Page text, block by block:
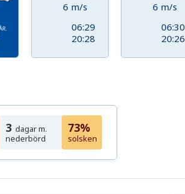
6 m/s
06:29
20:28
6 m/s
06:30
20:26
3 dagar m.
nederbörd
73%
solsken